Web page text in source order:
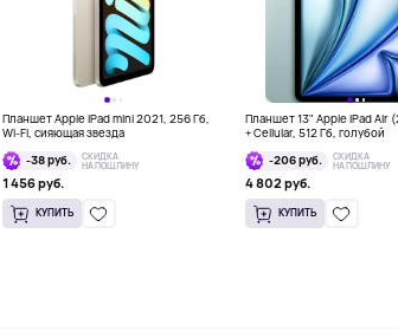
Планшет Apple iPad mini 2021, 256 Гб,
Wi-Fi, сияющая звезда
-38 руб.
СКИДКА
НА ПОШЛИНУ
1 456 руб.
КУПИТЬ
Планшет 13" Apple iPad Air
+ Cellular, 512 Гб, голубой
-206 руб.
СКИДКА
НА ПОШЛИНУ
4 802 руб.
КУПИТЬ